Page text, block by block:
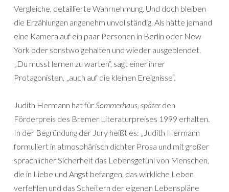
Vergleiche, detaillierte Wahrnehmung. Und doch bleiben
die Erzählungen angenehm unvollständig. Als hätte jemand
eine Kamera auf ein paar Personen in Berlin oder New
York oder sonstwo gehalten und wieder ausgeblendet.
„Du musst lernen zu warten“, sagt einer ihrer
Protagonisten, „auch auf die kleinen Ereignisse“.
Judith Hermann hat fürSommerhaus, späterden
Förderpreis des Bremer Literaturpreises 1999 erhalten.
In der Begründung der Jury heißt es: „Judith Hermann
formuliert in atmosphärisch dichter Prosa und mit großer
sprachlicher Sicherheit das Lebensgefühl von Menschen,
die in Liebe und Angst befangen, das wirkliche Leben
verfehlen und das Scheitern der eigenen Lebenspläne